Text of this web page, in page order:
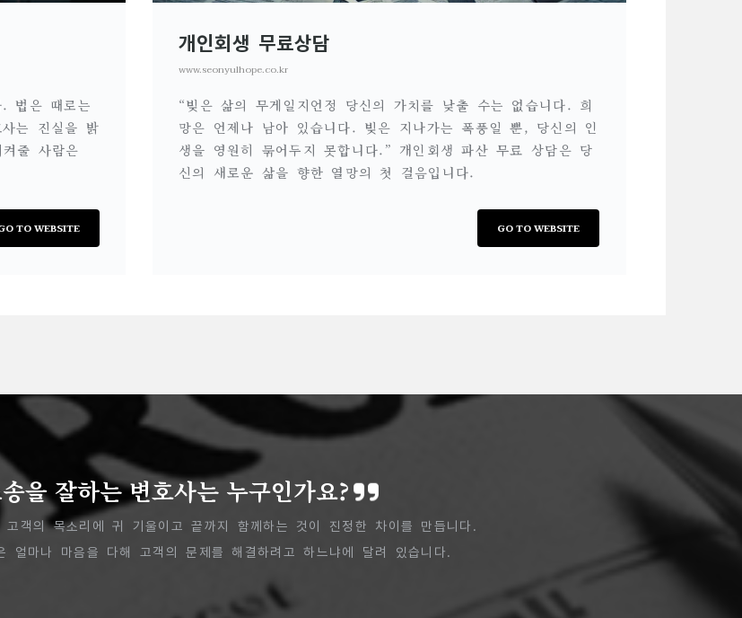
법은 때로는
는 진실을 밝
줄 사람은
TO WEBSITE
개인회생 무료상담
www.seonyulhope.co.kr
“빚은 삶의 무게일지언정 당신의 가치를 낮출 수는 없습니다. 희
망은 언제나 남아 있습니다. 빚은 지나가는 폭풍일 뿐, 당신의 인
생을 영원히 묶어두지 못합니다.” 개인회생 파산 무료 상담은 당
신의 새로운 삶을 향한 열망의 첫 걸음입니다.
GO TO WEBSITE
을 잘하는 변호사는 누구인가요?
고객의 목소리에 귀 기울이고 끝까지 함께하는 것이 진정한 차이를 만듭니다.
얼마나 마음을 다해 고객의 문제를 해결하려고 하느냐에 달려 있습니다.